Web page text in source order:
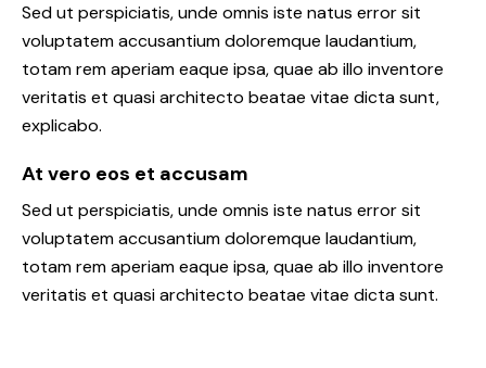
Sed ut perspiciatis, unde omnis iste natus error sit
voluptatem accusantium doloremque laudantium,
totam rem aperiam eaque ipsa, quae ab illo inventore
veritatis et quasi architecto beatae vitae dicta sunt,
explicabo.
At vero eos et accusam
Sed ut perspiciatis, unde omnis iste natus error sit
voluptatem accusantium doloremque laudantium,
totam rem aperiam eaque ipsa, quae ab illo inventore
veritatis et quasi architecto beatae vitae dicta sunt.